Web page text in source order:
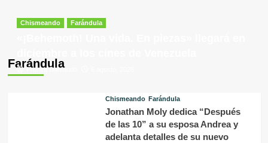
Farándula
Chismeando Farándula
Prensa Dateando
Chismeando Farándula
Jonathan Moly dedica “Después
de las 10” a su esposa Andrea y
adelanta detalles de su nuevo